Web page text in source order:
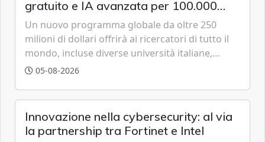
gratuito e IA avanzata per 100.000
scienziati
Un nuovo programma globale da oltre 250
milioni di dollari offrirà ai ricercatori di tutto il
mondo, incluse diverse università italiane,
strumenti avanzati basati sulla famiglia di
05-08-2026
Innovazione nella cybersecurity: al via
la partnership tra Fortinet e Intel